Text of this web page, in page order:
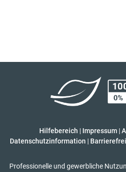
Hilfebereich | Impressum |
Datenschutzinformation |
Professionelle und gewerbliche